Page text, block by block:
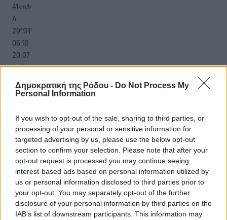
Δημοκρατική της Ρόδου - Do Not Process My
Personal Information
If you wish to opt-out of the sale, sharing to third parties, or
processing of your personal or sensitive information for
targeted advertising by us, please use the below opt-out
section to confirm your selection. Please note that after your
opt-out request is processed you may continue seeing
interest-based ads based on personal information utilized by
us or personal information disclosed to third parties prior to
your opt-out. You may separately opt-out of the further
disclosure of your personal information by third parties on the
IAB’s list of downstream participants. This information may
41km/h
Δ
29°/31°
06:18
20:07
πρόγνωση:
ΣΑ
ΚΥ
29°
ΔΕ
29°
ΤΡ